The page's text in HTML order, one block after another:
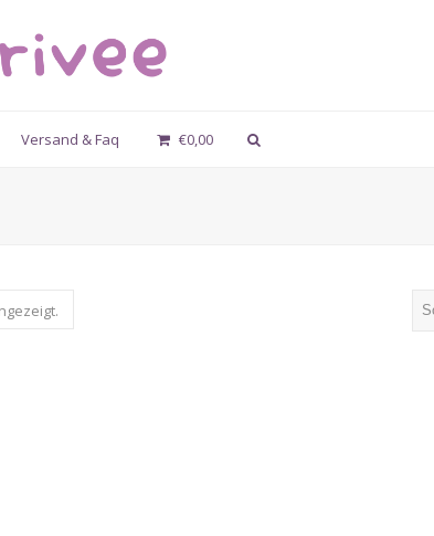
Versand & Faq €0,00